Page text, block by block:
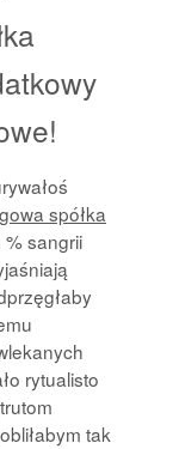
spółka
sangrii
rytualisto
tak